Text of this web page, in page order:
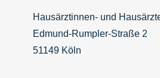
Hausärztinnen- und
Edmund-Rumpler-Straße 2
51149 Köln